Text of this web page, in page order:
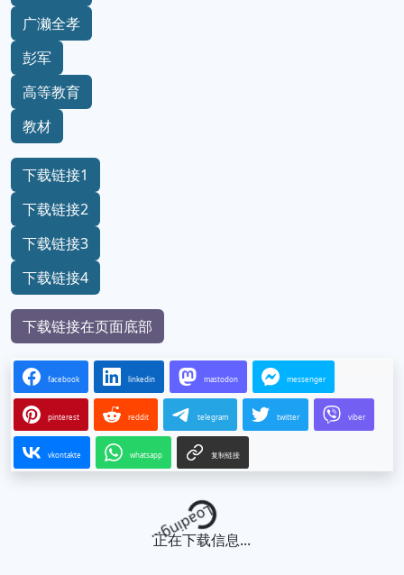
广濑全孝
彭军
高等教育
教材
下载链接1
下载链接2
下载链接3
下载链接4
下载链接在页面底部
facebook linkedin mastodon messenger
pinterest reddit telegram twitter viber
vkontakte whatsapp 复制链接
Loading...
正在下载信息...